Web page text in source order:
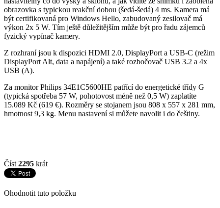
obrazovka s typickou reakční dobou (šedá-šedá) 4 ms. Kamera má
být certifikovaná pro Windows Hello, zabudovaný zesilovač má
výkon 2x 5 W. Tím ještě důležitějším může být pro řadu zájemců
fyzický vypínač kamery.
Z rozhraní jsou k dispozici HDMI 2.0, DisplayPort a USB-C (režim
DisplayPort Alt, data a napájení) a také rozbočovač USB 3.2 a 4x
USB (A).
Za monitor Philips 34E1C5600HE patřící do energetické třídy G
(typická spotřeba 57 W, pohotovost méně než 0,5 W) zaplatíte
15.089 Kč (619 €). Rozměry se stojanem jsou 808 x 557 x 281 mm,
hmotnost 9,3 kg. Menu nastavení si můžete navolit i do češtiny.
Číst 2295 krát
Ohodnotit tuto položku